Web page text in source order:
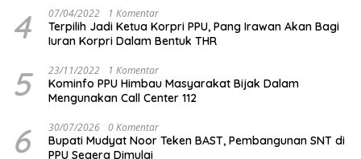
4 07/04/2022 1 Komentar
Terpilih Jadi Ketua Korpri PPU, Pang Irawan Akan Bagi
Iuran Korpri Dalam Bentuk THR
5 23/11/2022 1 Komentar
Kominfo PPU Himbau Masyarakat Bijak Dalam
Mengunakan Call Center 112
6 30/07/2026 0 Komentar
Bupati Mudyat Noor Teken BAST, Pembangunan SNT di
PPU Segera Dimulai